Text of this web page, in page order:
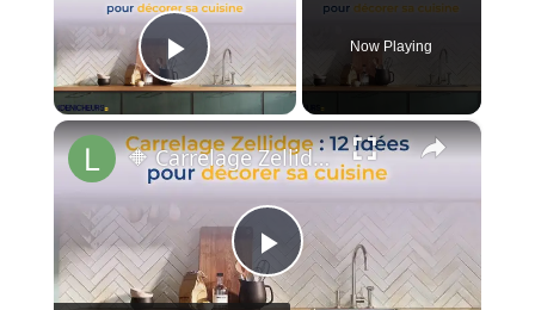
Play Video
Now Playing
×
P
🔶 Carrelage Zellidge : 12 idées pour décorer sa cuisine 💠